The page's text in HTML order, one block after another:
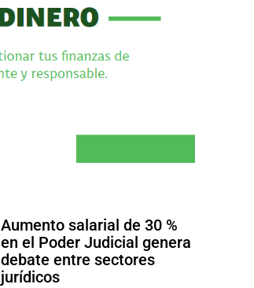
Aumento salarial de 30 %
en el Poder Judicial genera
debate entre sectores
jurídicos